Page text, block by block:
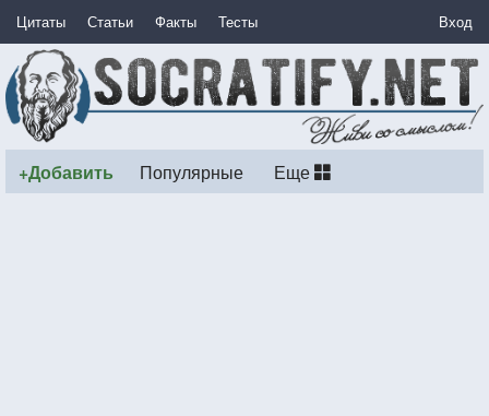
Цитаты Статьи Факты Тесты Вход
+Добавить Популярные Еще